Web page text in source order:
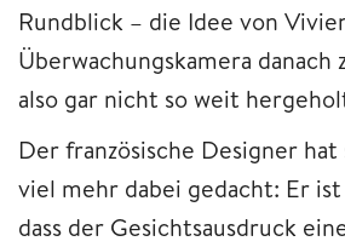
Rundblick – die Idee von
Überwachungskamera danach
also gar nicht so weit
Der französische Designer hat
viel mehr dabei gedacht: Er
dass der Gesichtsausdruck